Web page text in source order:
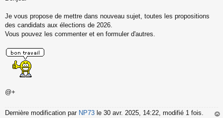
s
g
e
o
n
Je vous propose de mettre dans nouveau sujet, toutes les propositions
des candidats aux élections de 2026.
Vous pouvez les commenter et en formuler d'autres.
@+
Dernière modification par NP73 le 30 avr. 2025, 14:22, modifié 1 fois.